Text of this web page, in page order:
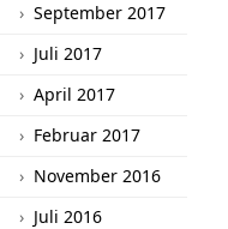
September 2017
Juli 2017
April 2017
Februar 2017
November 2016
Juli 2016